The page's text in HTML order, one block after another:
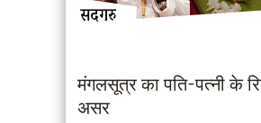
मंगलसूत्र का पति-पत्नी के
असर